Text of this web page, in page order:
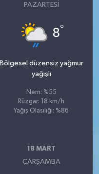
PAZARTESI
8°
Bölgesel düzensiz yağmur
yağışlı
Nem: %55
Rüzgar: 18 km/h
Yağış Olasılığı: %86
18 MART
ÇARŞAMBA